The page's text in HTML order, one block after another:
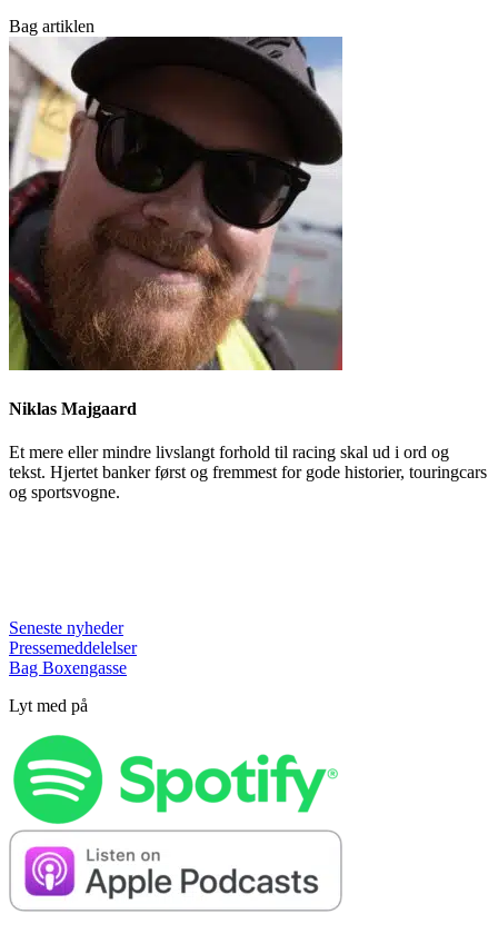
Bag artiklen
Niklas Majgaard
Et mere eller mindre livslangt forhold til racing skal ud i ord og
tekst. Hjertet banker først og fremmest for gode historier, touringcars
og sportsvogne.
Seneste nyheder
Pressemeddelelser
Bag Boxengasse
Lyt med på